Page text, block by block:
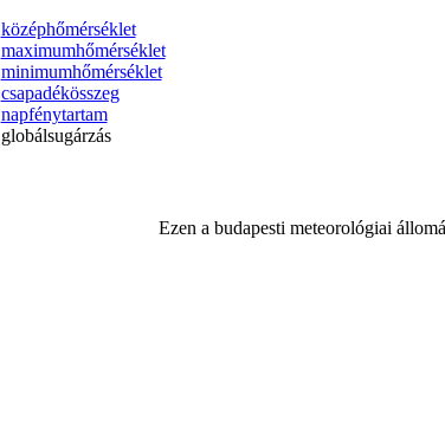
középhőmérséklet
maximumhőmérséklet
minimumhőmérséklet
csapadékösszeg
napfénytartam
globálsugárzás
Ezen a budapesti meteorológiai